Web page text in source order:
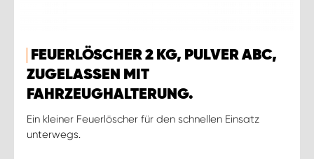
FEUERLÖSCHER 2 KG, PULVER ABC,
ZUGELASSEN MIT
FAHRZEUGHALTERUNG.
Ein kleiner Feuerlöscher für den schnellen Einsatz
unterwegs.